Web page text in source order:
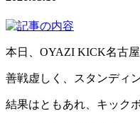
本日、OYAZI KICK名古
善戦虚しく、スタンディ
結果はともあれ、キック